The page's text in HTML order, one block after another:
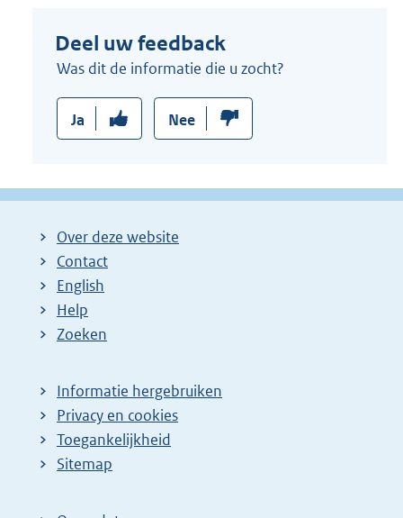
Deel uw feedback
Was dit de informatie die u zocht?
Ja Nee
Over deze website
Contact
English
Help
Zoeken
Informatie hergebruiken
Privacy en cookies
Toegankelijkheid
Sitemap